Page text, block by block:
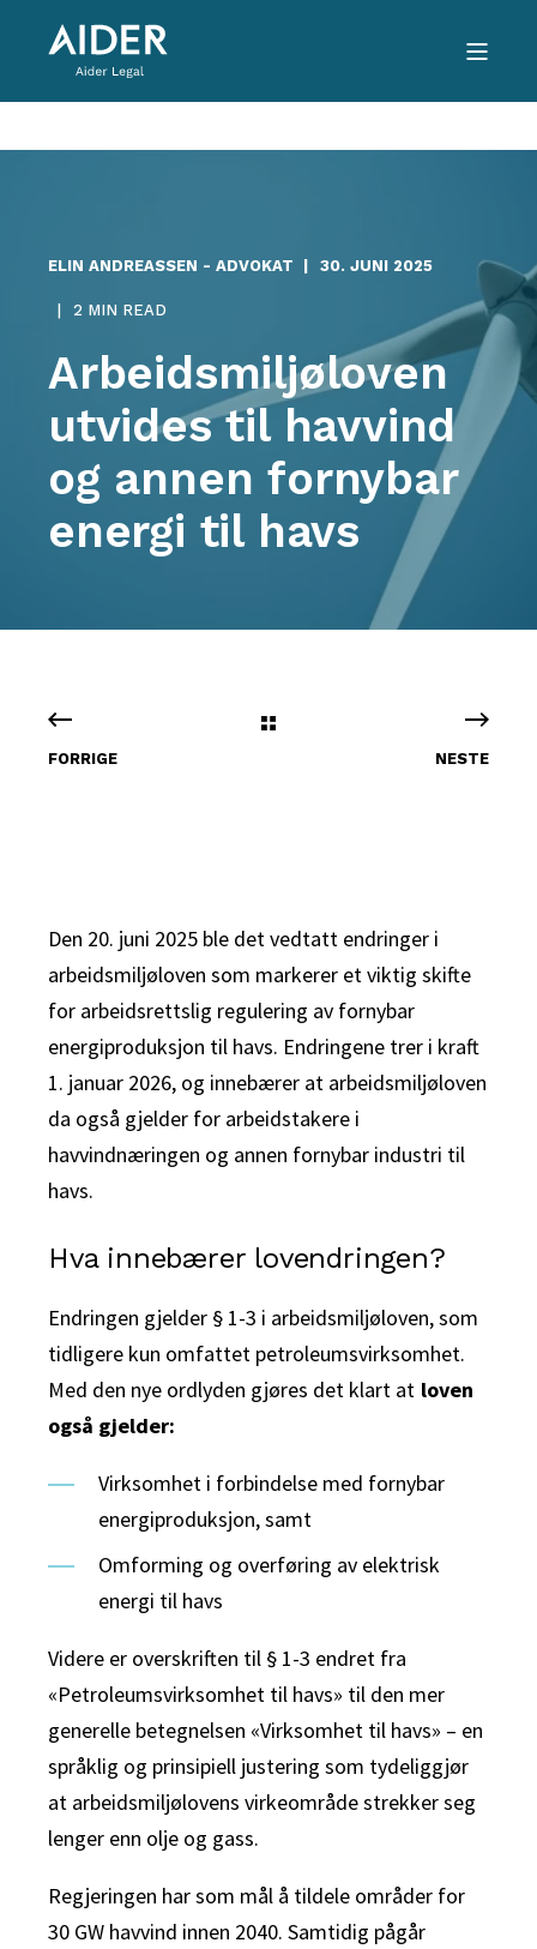
ELIN ANDREASSEN - ADVOKAT 30. JUNI 2025
2 MIN READ
Arbeidsmiljøloven
utvides til havvind
og annen fornybar
energi til havs
FORRIGE NESTE
Den 20. juni 2025 ble det vedtatt endringer i
arbeidsmiljøloven som markerer et viktig skifte
for arbeidsrettslig regulering av fornybar
energiproduksjon til havs. Endringene trer i kraft
1. januar 2026, og innebærer at arbeidsmiljøloven
da også gjelder for arbeidstakere i
havvindnæringen og annen fornybar industri til
havs.
Hva innebærer lovendringen?
Endringen gjelder § 1-3 i arbeidsmiljøloven, som
tidligere kun omfattet petroleumsvirksomhet.
Med den nye ordlyden gjøres det klart at loven
også gjelder:
Virksomhet i forbindelse med fornybar
energiproduksjon, samt
Omforming og overføring av elektrisk
energi til havs
Videre er overskriften til § 1-3 endret fra
«Petroleumsvirksomhet til havs» til den mer
generelle betegnelsen «Virksomhet til havs» – en
språklig og prinsipiell justering som tydeliggjør
at arbeidsmiljølovens virkeområde strekker seg
lenger enn olje og gass.
Regjeringen har som mål å tildele områder for
30 GW havvind innen 2040. Samtidig pågår